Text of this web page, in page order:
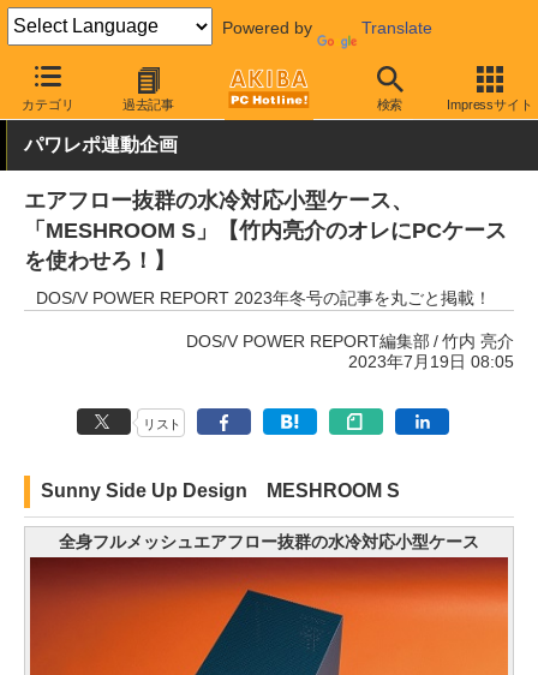
Powered by Translate
カテゴリ 過去記事 検索 Impressサイト
AKIBA PC Hotline! PCパーツ PCケース 小型
パワレポ連動企画
エアフロー抜群の水冷対応小型ケース、
「MESHROOM S」【竹内亮介のオレにPCケース
を使わせろ！】
DOS/V POWER REPORT 2023年冬号の記事を丸ごと掲載！
DOS/V POWER REPORT編集部
竹内 亮介
2023年7月19日 08:05
リスト
Sunny Side Up Design MESHROOM S
全身フルメッシュエアフロー抜群の水冷対応小型ケース